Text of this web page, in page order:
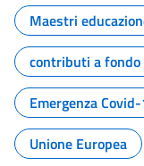
Maestri
contributi a
Emergenza
Unione Europea